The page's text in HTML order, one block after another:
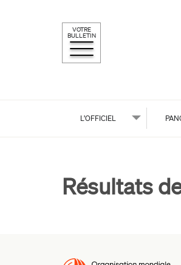
VOTRE
BULLETIN
L’OFFICIEL
Résultats